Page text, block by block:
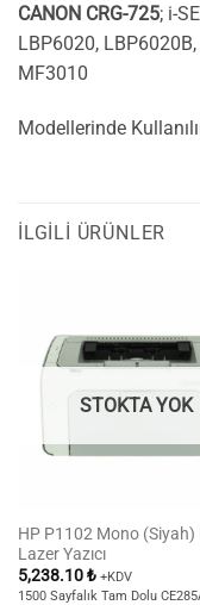
CANON CRG-725; i-
LBP6020,
MF3010
Modellerinde
İLGILI ÜRÜNLER
STOKTA YOK
HP P1102 Mono (Siyah)
Lazer Yazıcı
5,238.10₺ +KDV
1500 Sayfalık Tam Dolu